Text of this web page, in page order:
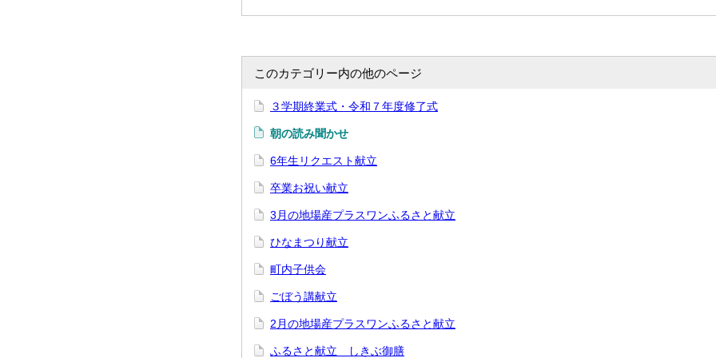
このカテゴリー内の他のページ
３学期終業式・令和７年度修了式
朝の読み聞かせ
6年生リクエスト献立
卒業お祝い献立
3月の地場産プラスワンふるさと献立
ひなまつり献立
町内子供会
ごぼう講献立
2月の地場産プラスワンふるさと献立
ふるさと献立 しきぶ御膳